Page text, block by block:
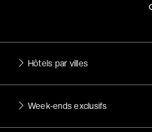
Hôtels par villes
Week-ends exclusifs